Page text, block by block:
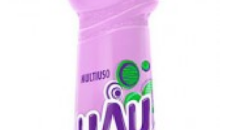
PRODUTOS
FALE CONOSCO